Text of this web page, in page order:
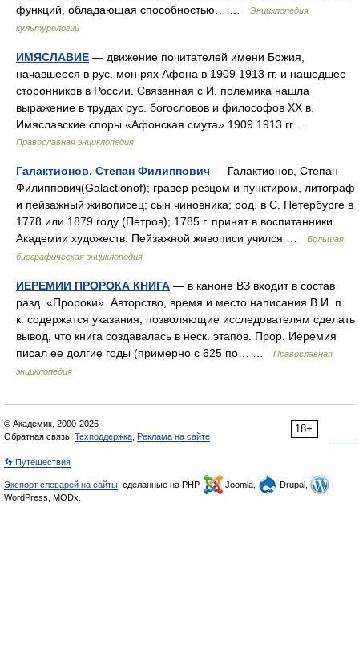
функций, обладающая способностью… …
Энциклопедия
культурологии
ИМЯСЛАВИЕ — движение почитателей имени Божия,
начавшееся в рус. мон рях Афона в 1909 1913 гг. и нашедшее
сторонников в России. Связанная с И. полемика нашла
выражение в трудах рус. богословов и философов XX в.
Имяславские споры «Афонская смута» 1909 1913 гг …
Православная энциклопедия
Галактионов, Степан Филиппович — Галактионов, Степан
Филиппович(Galactionof); гравер резцом и пунктиром, литограф
и пейзажный живописец; сын чиновника; род. в С. Петербурге в
1778 или 1879 году (Петров); 1785 г. принят в воспитанники
Академии художеств. Пейзажной живописи учился …
Большая
биографическая энциклопедия
ИЕРЕМИИ ПРОРОКА КНИГА — в каноне ВЗ входит в состав
разд. «Пророки». Авторство, время и место написания В И. п.
к. содержатся указания, позволяющие исследователям сделать
вывод, что книга создавалась в неск. этапов. Прор. Иеремия
писал ее долгие годы (примерно с 625 по… …
Православная
энциклопедия
18+
© Академик, 2000-2026
Обратная связь: Техподдержка Реклама на сайте
👣 Путешествия
Экспорт словарей на сайты , сделанные на PHP, Joomla,
Drupal,
WordPress, MODx.